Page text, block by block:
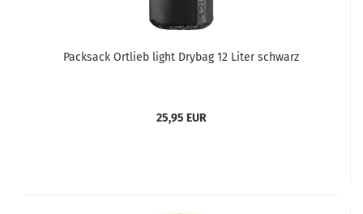
Packsack Ortlieb light Drybag 12 Liter schwarz
25,95 EUR